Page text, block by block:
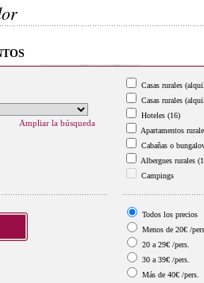
Ampliar la búsqueda
Casas rurales
Casas rurales
Hoteles (16)
Apartamentos
Cabañas o
Albergues rurales
Campings
Todos los precios
Menos de 20€ /pers.
20 a 29€ /pers.
30 a 39€ /pers.
Más de 40€ /pers.